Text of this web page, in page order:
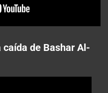
caída de Bashar Al-